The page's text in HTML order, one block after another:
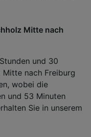
Mitte nach
und 30
nach Freiburg
wobei die
und 53 Minuten
Sie in unserem